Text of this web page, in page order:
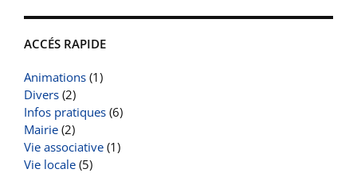
ACCÉS RAPIDE
Animations (1)
Divers (2)
Infos pratiques (6)
Mairie (2)
Vie associative (1)
Vie locale (5)